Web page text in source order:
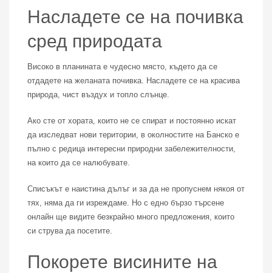
Насладете се на почивка
сред природата
Високо в планината е чудесно място, където да се
отдадете на желаната почивка. Насладете се на красива
природа, чист въздух и топло слънце.
Ако сте от хората, които не се спират и постоянно искат
да изследват нови територии, в околностите на Банско е
пълно с редица интересни природни забележителности,
на които да се налюбувате.
Списъкът е наистина дълъг и за да не пропуснем някоя от
тях, няма да ги изреждаме. Но с едно бързо търсене
онлайн ще видите безкрайно много предложения, които
си струва да посетите.
Покорете висините на